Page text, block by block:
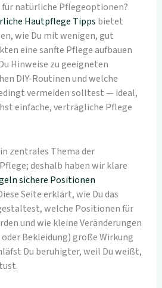
natürliche Pflegeoptionen?
Hautpflege Tipps bietet
wie Du mit wenigen, gut
eine sanfte Pflege aufbauen
Hinweise zu geeigneten
DIY-Routinen und welche
vermeiden solltest — ideal,
einfache, verträgliche Pflege
zentrales Thema der
deshalb haben wir klare
sichere Positionen
Seite erklärt, wie Du das
welche Positionen für
und wie kleine Veränderungen
Bekleidung) große Wirkung
Du beruhigter, weil Du weißt,